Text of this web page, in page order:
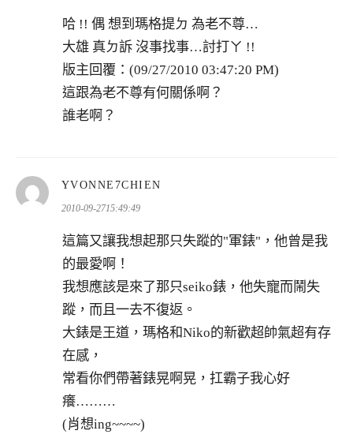
哈 !! 偶 想到瑪格提ㄉ 為老不尊…
大雄 真ㄉ訴 沒事找事…討打ㄚ !!
版主回覆：(09/27/2010 03:47:20 PM)
這跟為老不尊有何關係啊？
誰老啊？
YVONNE7CHIEN
2010-09-2715:49:49
這篇又讓我想起那只失蹤的"軍錶"，他曾是我
的最愛啊！
我想應該是來了那只seiko錶，他失寵而鬧失
蹤，而且一去不復返。
大錶是王道，瑪格和Niko的新歡超帥氣超有存
在感，
常看你們帶著錶晃啊晃，扛霸子我心好
癢………
(肖想ing~~~~)